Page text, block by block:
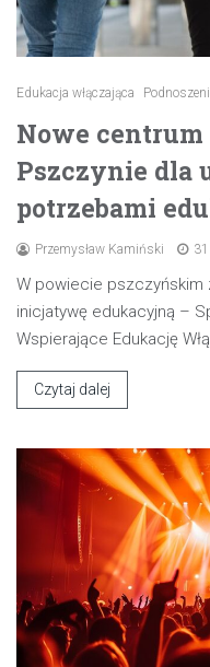
Edukacja włączająca
Nowe
Pszczynie dla
potrzebami
Przemysław Kamiński
W powiecie
inicjatywę edukacyjną –
Wspierające Edukację
Czytaj dalej